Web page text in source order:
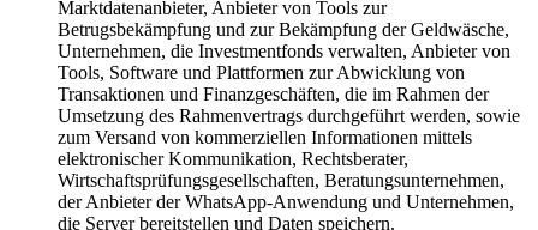
Marktdatenanbieter, Anbieter von Tools zur
Betrugsbekämpfung und zur Bekämpfung der Geldwäsche,
Unternehmen, die Investmentfonds verwalten, Anbieter von
Tools, Software und Plattformen zur Abwicklung von
Transaktionen und Finanzgeschäften, die im Rahmen der
Umsetzung des Rahmenvertrags durchgeführt werden, sowie
zum Versand von kommerziellen Informationen mittels
elektronischer Kommunikation, Rechtsberater,
Wirtschaftsprüfungsgesellschaften, Beratungsunternehmen,
der Anbieter der WhatsApp-Anwendung und Unternehmen,
die Server bereitstellen und Daten speichern.